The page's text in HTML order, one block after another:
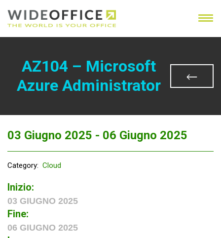
AZ104 – Microsoft
Azure Administrator
03 Giugno 2025 - 06 Giugno 2025
Category: Cloud
Inizio:
03 GIUGNO 2025
Fine:
06 GIUGNO 2025